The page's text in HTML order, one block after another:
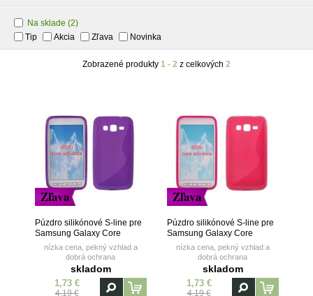
Na sklade (2)
Tip
Akcia Zľava Novinka
Zobrazené produkty 1 - 2 z celkových 2
Zľava
Púzdro silikónové S-line pre
Samsung Galaxy Core
Advance (i8580) - fialové
nízka cena, pekný vzhlad a
dobrá ochrana
skladom
1,73 €
4,19 €
Zľava
Púzdro silikónové S-line pre
Samsung Galaxy Core
Advance (i8580) - ružové
nízka cena, pekný vzhlad a
dobrá ochrana
skladom
1,73 €
4,19 €